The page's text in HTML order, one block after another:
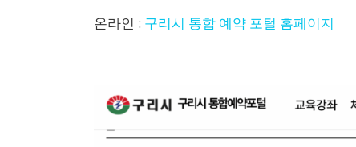
온라인 : 구리시 통합 예약 포털 홈페이지